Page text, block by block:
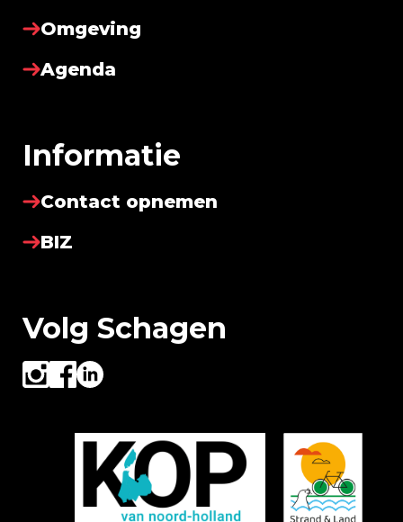
Omgeving
Agenda
Informatie
Contact opnemen
BIZ
Volg Schagen